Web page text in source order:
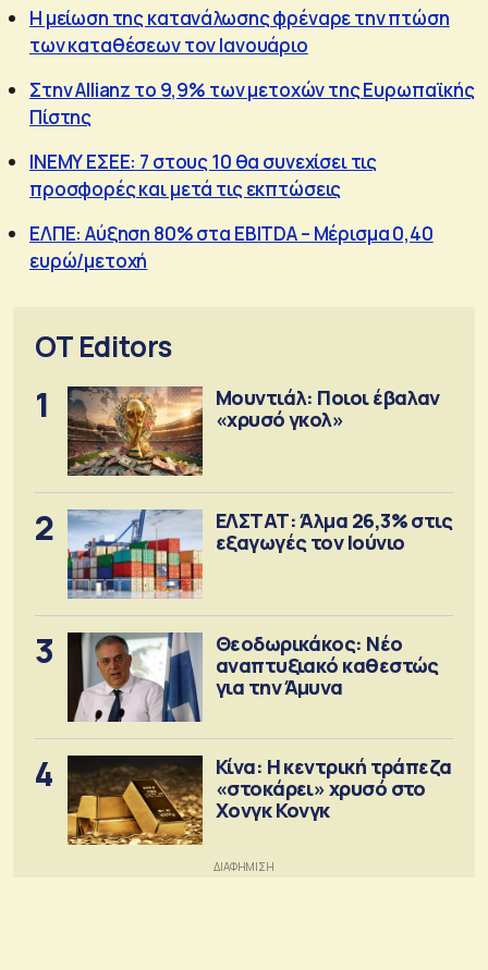
Η μείωση της κατανάλωσης φρέναρε την πτώση
των καταθέσεων τον Ιανουάριο
Στην Allianz το 9,9% των μετοχών της Ευρωπαϊκής
Πίστης
ΙΝΕΜΥ ΕΣΕE: 7 στους 10 θα συνεχίσει τις
προσφορές και μετά τις εκπτώσεις
ΕΛΠΕ: Αύξηση 80% στα EBITDA – Μέρισμα 0,40
ευρώ/μετοχή
OT Editors
1
Μουντιάλ: Ποιοι έβαλαν
«χρυσό γκολ»
2
ΕΛΣΤΑΤ: Άλμα 26,3% στις
εξαγωγές τον Ιούνιο
3
Θεοδωρικάκος: Νέο
αναπτυξιακό καθεστώς
για την Άμυνα
4
Κίνα: Η κεντρική τράπεζα
«στοκάρει» χρυσό στο
Χονγκ Κονγκ